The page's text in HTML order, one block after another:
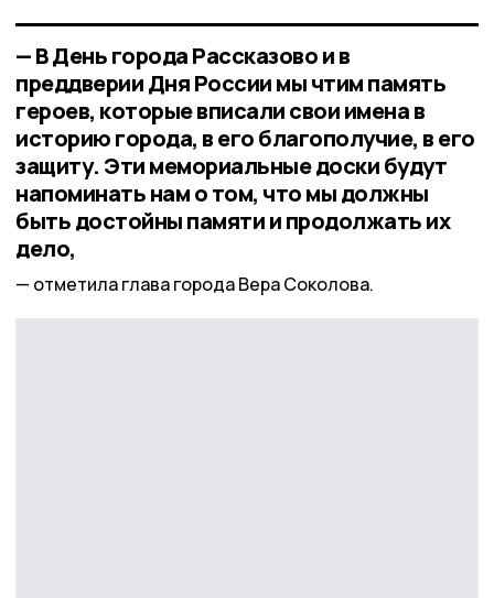
— В День города Рассказово и в
преддверии Дня России мы чтим память
героев, которые вписали свои имена в
историю города, в его благополучие, в его
защиту. Эти мемориальные доски будут
напоминать нам о том, что мы должны
быть достойны памяти и продолжать их
дело,
отметила глава города Вера Соколова.